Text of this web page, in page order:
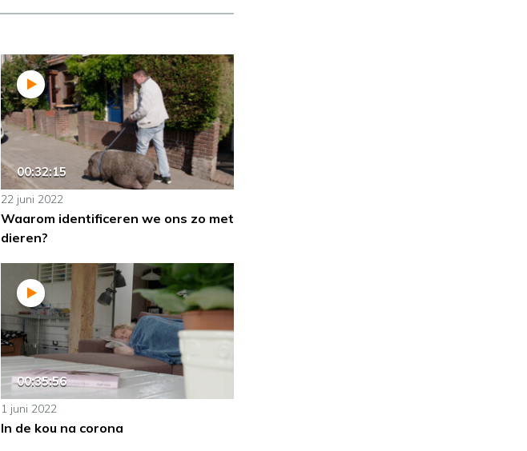
00:32:15
22 juni 2022
Waarom identificeren we ons zo met
dieren?
00:35:56
1 juni 2022
In de kou na corona